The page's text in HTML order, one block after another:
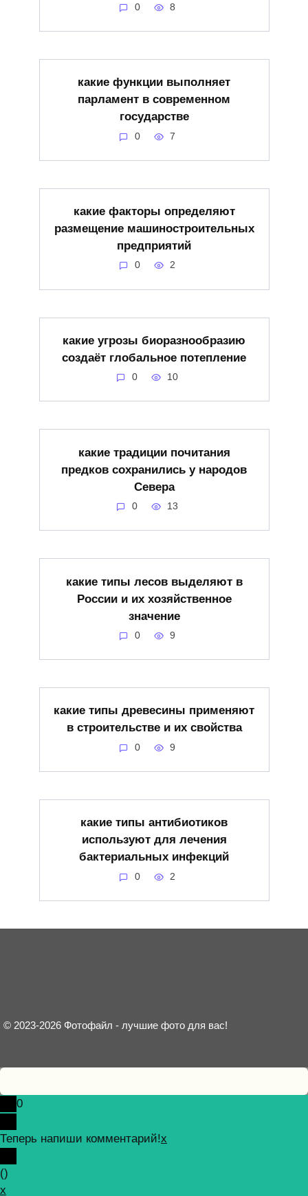
0 8
какие функции выполняет
парламент в современном
государстве
0 7
какие факторы определяют
размещение машиностроительных
предприятий
0 2
какие угрозы биоразнообразию
создаёт глобальное потепление
0 10
какие традиции почитания
предков сохранились у народов
Севера
0 13
какие типы лесов выделяют в
России и их хозяйственное
значение
0 9
какие типы древесины применяют
в строительстве и их свойства
0 9
какие типы антибиотиков
используют для лечения
бактериальных инфекций
0 2
© 2023-2026 Фотофайл - лучшие фото для вас!
0
Теперь напиши комментарий!x
()
x